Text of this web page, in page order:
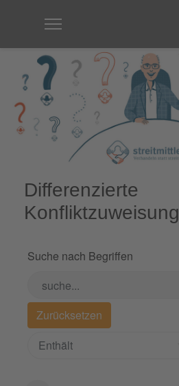
Differenzierte
Konfliktzuweisung
Suche nach Begriffen